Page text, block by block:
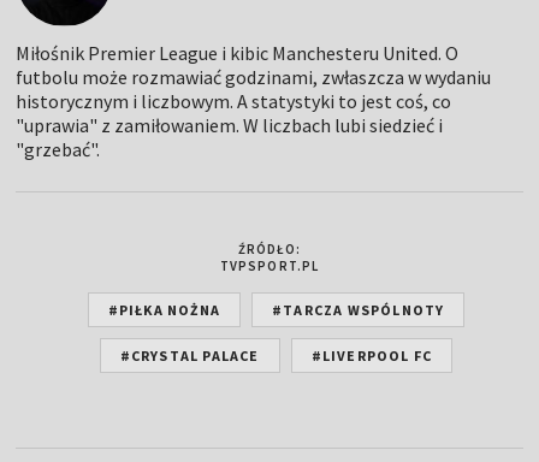
Miłośnik Premier League i kibic Manchesteru United. O
futbolu może rozmawiać godzinami, zwłaszcza w wydaniu
historycznym i liczbowym. A statystyki to jest coś, co
"uprawia" z zamiłowaniem. W liczbach lubi siedzieć i
"grzebać".
ŹRÓDŁO:
TVPSPORT.PL
#PIŁKA NOŻNA #TARCZA WSPÓLNOTY
#CRYSTAL PALACE #LIVERPOOL FC